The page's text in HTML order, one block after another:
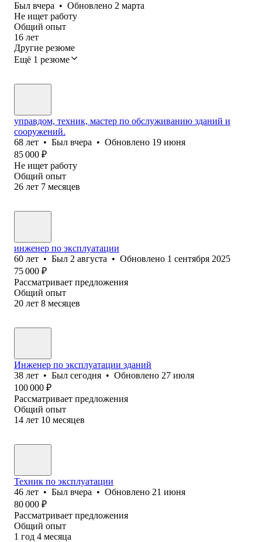
Был вчера • Обновлено 2 марта
Не ищет работу
Общий опыт
16 лет
Другие резюме
Ещё 1 резюме
управдом, техник, мастер по обслуживанию зданий и
сооружений.
68 лет • Был вчера • Обновлено 19 июня
85 000 ₽
Не ищет работу
Общий опыт
26 лет 7 месяцев
инженер по эксплуатации
60 лет • Был 2 августа • Обновлено 1 сентября 2025
75 000 ₽
Рассматривает предложения
Общий опыт
20 лет 8 месяцев
Инженер по эксплуатации зданий
38 лет • Был сегодня • Обновлено 27 июля
100 000 ₽
Рассматривает предложения
Общий опыт
14 лет 10 месяцев
Техник по эксплуатации
46 лет • Был вчера • Обновлено 21 июня
80 000 ₽
Рассматривает предложения
Общий опыт
1 год 4 месяца